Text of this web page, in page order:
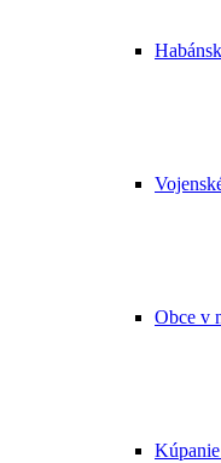
Obce v